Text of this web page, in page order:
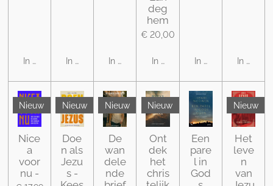
In winkelwagenIn winkelwagenIn winkelwagen
deg
hem
€ 20,00
In winkelwagenIn winkelwagen
In
Nieuw
Nice
a
voor
nu -
Nieuw
Doe
n als
Jezu
s -
Nieuw
De
wan
dele
nde
Nieuw
Ont
dek
het
chris
Een
pare
l in
God
Nieuw
Het
leve
n
van